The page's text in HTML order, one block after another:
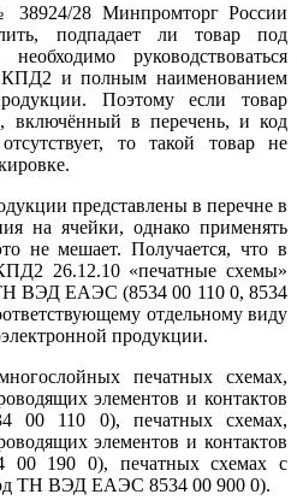
28 Минпромторг России
подпадает ли товар под
руководствоваться
и полным наименованием
Поэтому если товар
в перечень, и код
то такой товар не
представлены в перечне в
на ячейки, однако применять
не мешает. Получается, что в
26.12.10 «печатные схемы»
ВЭД ЕАЭС (8534 00 110 0, 8534
отдельному виду
продукции.
печатных схемах,
элементов и контактов
110 0), печатных схемах,
элементов и контактов
190 0), печатных схемах с
ТН ВЭД ЕАЭС 8534 00 900 0).